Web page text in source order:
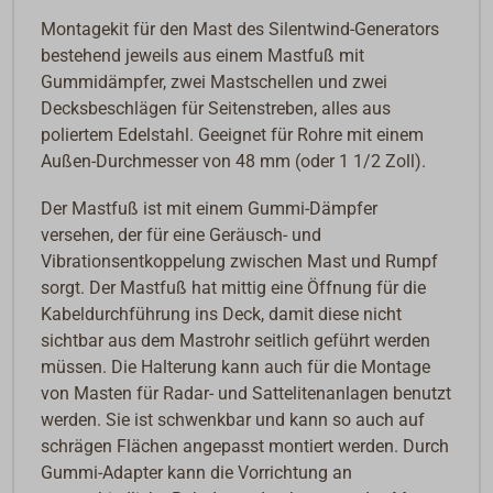
Montagekit für den Mast des Silentwind-Generators
bestehend jeweils aus einem Mastfuß mit
Gummidämpfer, zwei Mastschellen und zwei
Decksbeschlägen für Seitenstreben, alles aus
poliertem Edelstahl. Geeignet für Rohre mit einem
Außen-Durchmesser von 48 mm (oder 1 1/2 Zoll).
Der Mastfuß ist mit einem Gummi-Dämpfer
versehen, der für eine Geräusch- und
Vibrationsentkoppelung zwischen Mast und Rumpf
sorgt. Der Mastfuß hat mittig eine Öffnung für die
Kabeldurchführung ins Deck, damit diese nicht
sichtbar aus dem Mastrohr seitlich geführt werden
müssen. Die Halterung kann auch für die Montage
von Masten für Radar- und Sattelitenanlagen benutzt
werden. Sie ist schwenkbar und kann so auch auf
schrägen Flächen angepasst montiert werden. Durch
Gummi-Adapter kann die Vorrichtung an